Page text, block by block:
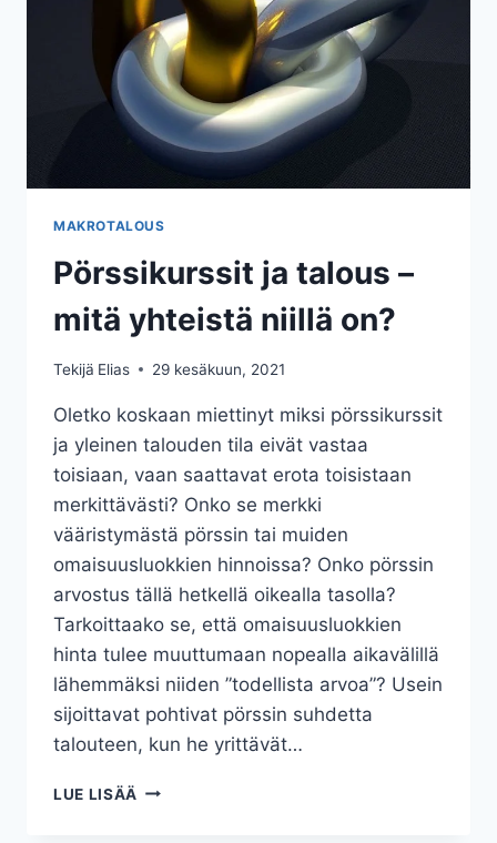
MAKROTALOUS
Pörssikurssit ja talous –
mitä yhteistä niillä on?
Tekijä Elias 29 kesäkuun, 2021
Oletko koskaan miettinyt miksi pörssikurssit
ja yleinen talouden tila eivät vastaa
toisiaan, vaan saattavat erota toisistaan
merkittävästi? Onko se merkki
vääristymästä pörssin tai muiden
omaisuusluokkien hinnoissa? Onko pörssin
arvostus tällä hetkellä oikealla tasolla?
Tarkoittaako se, että omaisuusluokkien
hinta tulee muuttumaan nopealla aikavälillä
lähemmäksi niiden ”todellista arvoa”? Usein
sijoittavat pohtivat pörssin suhdetta
talouteen, kun he yrittävät…
LUE LISÄÄ PÖRSSIKURSSIT